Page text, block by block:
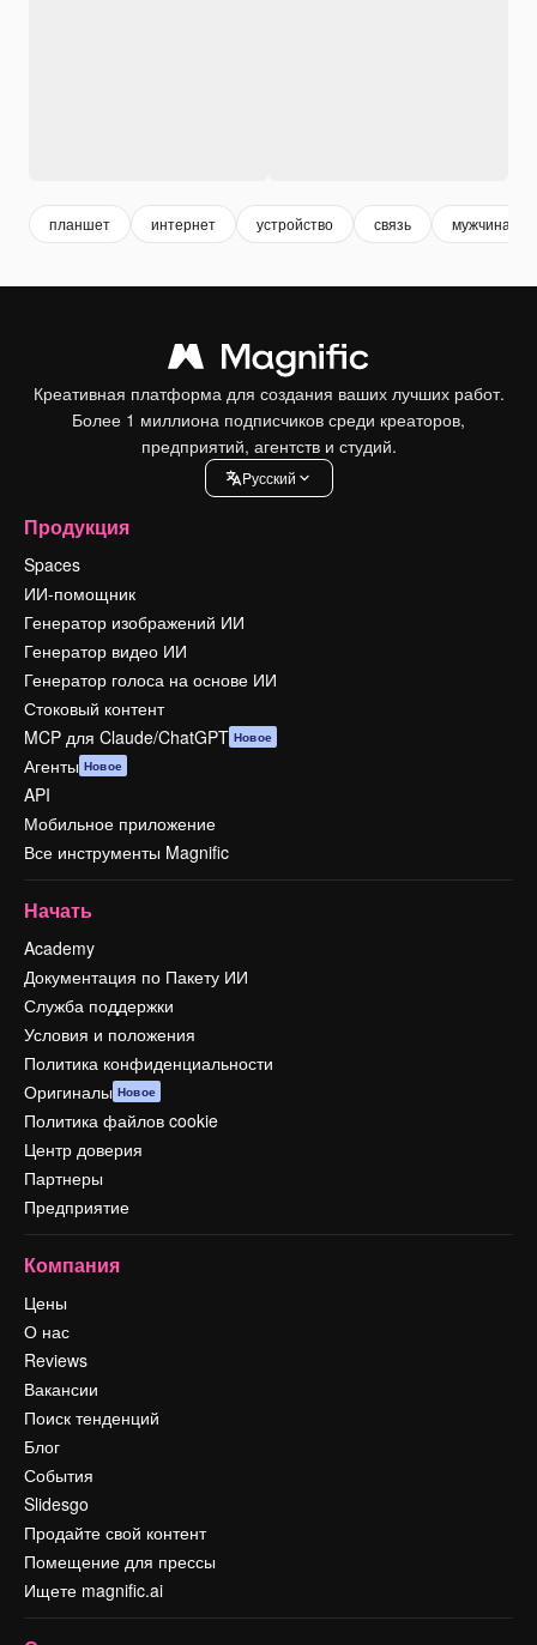
планшет интернет устройство связь мужчина
Креативная платформа для создания ваших лучших работ.
Более 1 миллиона подписчиков среди креаторов,
предприятий, агентств и студий.
Pусский
Продукция
Spaces
ИИ-помощник
Генератор изображений ИИ
Генератор видео ИИ
Генератор голоса на основе ИИ
Стоковый контент
MCP для Claude/ChatGPT Новое
Агенты Новое
API
Мобильное приложение
Все инструменты Magnific
Начать
Academy
Документация по Пакету ИИ
Служба поддержки
Условия и положения
Политика конфиденциальности
Оригиналы Новое
Политика файлов cookie
Центр доверия
Партнеры
Предприятие
Компания
Цены
О нас
Reviews
Вакансии
Поиск тенденций
Блог
События
Slidesgo
Продайте свой контент
Помещение для прессы
Ищете magnific.ai